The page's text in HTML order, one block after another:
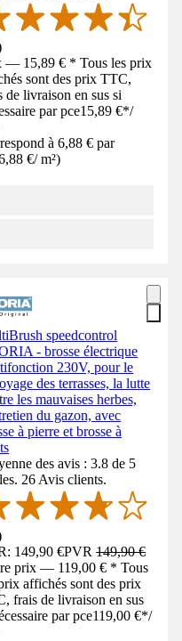
— 15,89 € * Tous les prix
sont des prix TTC,
de livraison en sus si
par pce15,89 €*/
à 6,88 € par
€/ m²)
speedcontrol
- brosse électrique
230V, pour le
des terrasses, la lutte
les mauvaises herbes,
du gazon, avec
à pierre et brosse à
des avis : 3.8 de 5
26 Avis clients.
149,90 €PVR149,90 €
prix — 119,00 € * Tous
affichés sont des prix
frais de livraison en sus
par pce119,00 €*/